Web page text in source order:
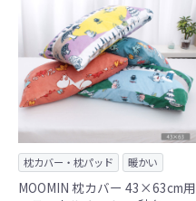
枕カバー・枕パッド 暖かい
MOOMIN 枕カバー 43×63cm用